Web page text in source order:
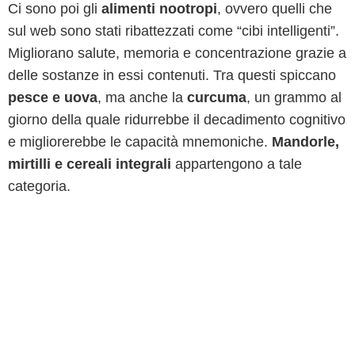
Ci sono poi gli alimenti nootropi, ovvero quelli che
sul web sono stati ribattezzati come “cibi intelligenti”.
Migliorano salute, memoria e concentrazione grazie a
delle sostanze in essi contenuti. Tra questi spiccano
pesce e uova, ma anche la curcuma, un grammo al
giorno della quale ridurrebbe il decadimento cognitivo
e migliorerebbe le capacità mnemoniche. Mandorle,
mirtilli e cereali integrali appartengono a tale
categoria.